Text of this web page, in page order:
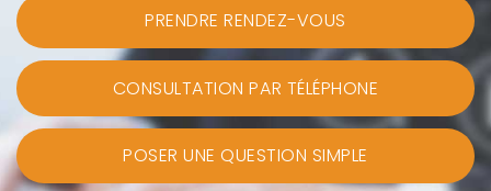
PRENDRE RENDEZ-VOUS
CONSULTATION PAR TÉLÉPHONE
POSER UNE QUESTION SIMPLE